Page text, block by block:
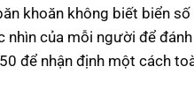
khoăn không biết biển
nhìn của mỗi người để
để nhận định một cách